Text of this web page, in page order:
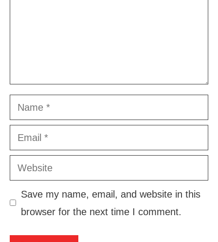
Name
Email
Website
Save my name, email, and website in this
browser for the next time I comment.